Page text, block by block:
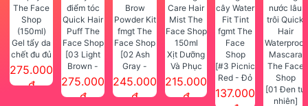
Gel tẩy da
chết đu đủ
SMART
PEELING
275.000
đ
[03 Light
Brown -
Nâu Sáng]
Phấn che
275.000
đ
[02 Ash
Gray -
Khói] Bột
kẻ chân
245.000
đ
Xịt Dưỡng
Và Phục
Hồi Tóc
Essential
215.000
đ
[#3 Picnic
Red - Đỏ
cam] Son
137.000
[01 Đen tự
nhiên]